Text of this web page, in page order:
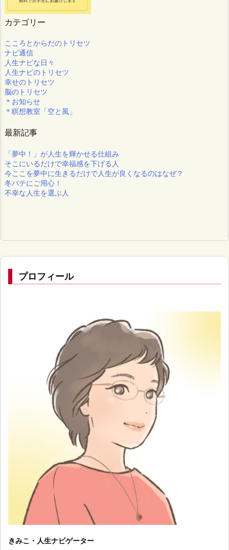
カテゴリー
こころとからだのトリセツ
ナビ通信
人生ナビな日々
人生ナビのトリセツ
幸せのトリセツ
脳のトリセツ
＊お知らせ
＊瞑想教室「空と風」
最新記事
「夢中！」が人生を輝かせる仕組み
そこにいるだけで幸福感を下げる人
今ここを夢中に生きるだけで人生が良くなるのはなぜ？
冬バテにご用心！
不幸な人生を選ぶ人
プロフィール
きみこ・人生ナビゲーター